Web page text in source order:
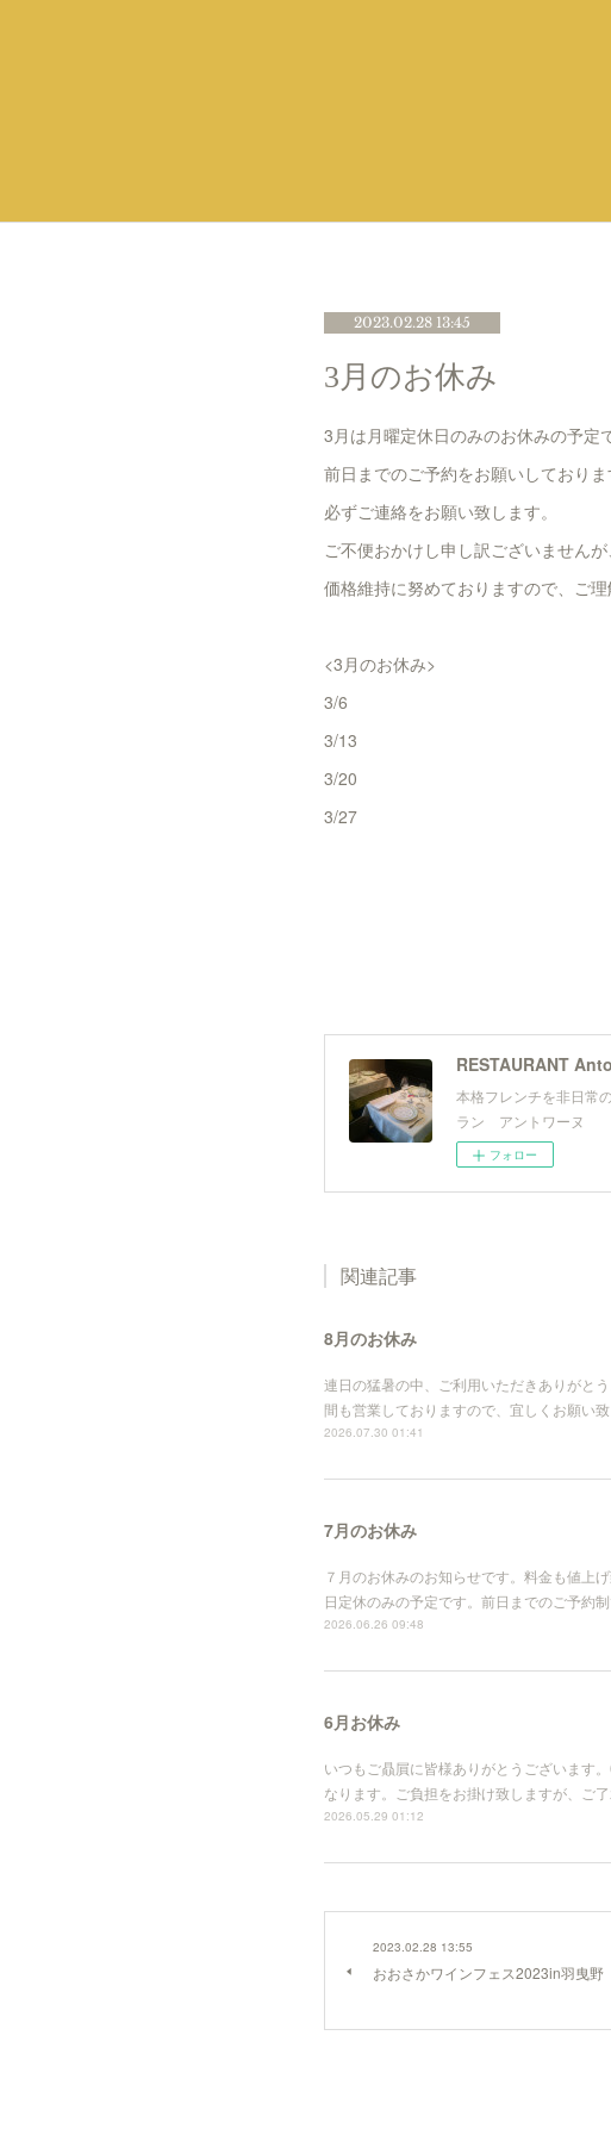
2023.02.28 13:45
3月のお休み
3月は月曜定休日のみのお休みの予定
前日までのご予約をお願いしておりま
必ずご連絡をお願い致します。
ご不便おかけし申し訳ございませんが、
価格維持に努めておりますので、ご理
<3月のお休み>
3/6
3/13
3/20
3/27
RESTAURANT
本格フレンチを非日常
ラン アントワーヌ
フォロー
関連記事
8月のお休み
連日の猛暑の中、ご利用いただきありがと
間も営業しておりますので、宜しくお願い
2026.07.30 01:41
7月のお休み
７月のお休みのお知らせです。料金も値上
日定休のみの予定です。前日までのご予
2026.06.26 09:48
6月お休み
いつもご贔屓に皆様ありがとうございます
なります。ご負担をお掛け致しますが、ご
2026.05.29 01:12
2023.02.28 13:55
おおさかワインフェス2023in羽曳野